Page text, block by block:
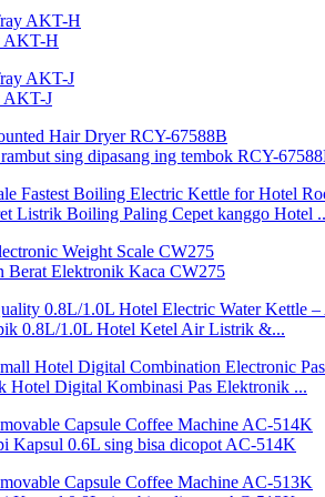
AKT-H
AKT-J
sing dipasang ing tembok RCY-
Listrik Boiling Paling Cepet kanggo Hotel
Berat Elektronik Kaca CW275
0.8L/1.0L Hotel Ketel Air Listrik &...
Hotel Digital Kombinasi Pas Elektronik ...
Kapsul 0.6L sing bisa dicopot AC-514K